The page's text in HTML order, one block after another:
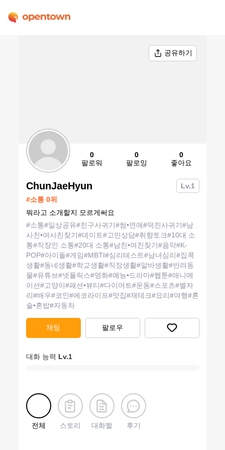
공유하기
0
팔로워
0
팔로잉
0
좋아요
ChunJaeHyun Lv.1
#소통 0위
뭐라고 소개할지 모르게써요
#소통#일상공유#친구사귀기#썸•연애#덕친사귀기#남
사친•여사친찾기#데이트#고민상담#취향토크#10대 소
통#직장인 소통#20대 소통#남친•여친찾기#음악#K-
POP#아이돌#게임#MBTI#심리테스트#남녀심리#집콕
생활#동네생활#학교생활#직장생활#알바생활#반려동
물#유튜브#넷플릭스#영화#예능•드라마#웹툰#애니메
이션#고양이#패션•뷰티#다이어트#운동#스포츠#별자
리#배우#코인#에코라이프#맛집#재테크#요리#여행#혼
술•혼밥#자동차
채팅 팔로우
대화 능력 Lv.1
전체 스토리 대화짤 후기